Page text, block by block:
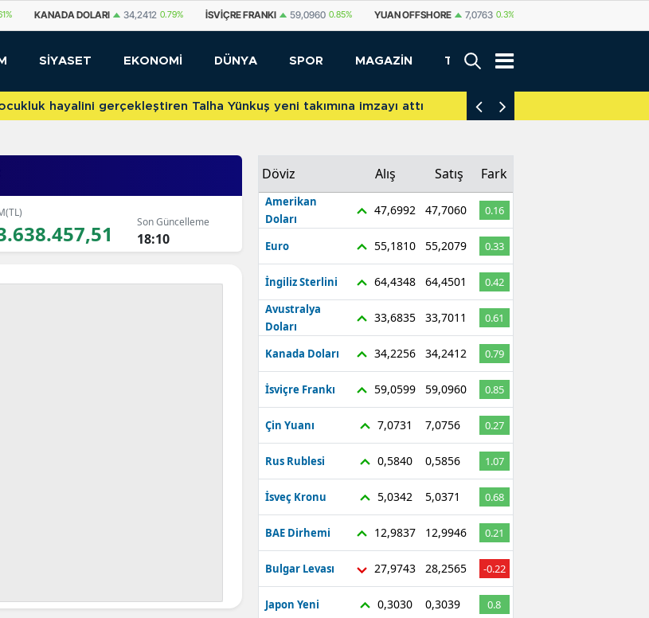
0.79% İSVIÇRE FRANKI 59,0960 0.85% YUAN OFFSHORE 7,0763 0.3% YUAN 7,0756 0.27%
SİYASET EKONOMİ DÜNYA SPOR MAGAZİN TEKNOLOJİ
hayalini gerçekleştiren Talha Yünkuş yeni takımına imzayı attı
Son Güncelleme
18:10
Döviz Alış Satış Fark
Amerikan
Doları
47,6992 47,7060 0.16
Euro 55,1810 55,2079 0.33
İngiliz Sterlini 64,4348 64,4501
0.42
Avustralya
Doları
33,6835 33,7011 0.61
Kanada Doları 34,2256 34,2412 0.79
İsviçre Frankı 59,0599 59,0960 0.85
Çin Yuanı 7,0731 7,0756 0.27
Rus Rublesi 0,5840 0,5856 1.07
İsveç Kronu 5,0342 5,0371 0.68
BAE Dirhemi 12,9837 12,9946 0.21
Bulgar Levası 27,9743 28,2565 -0.22
Japon Yeni 0,3030 0,3039 0.8